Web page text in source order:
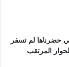
حضرناها لم تسفر
المرتقب